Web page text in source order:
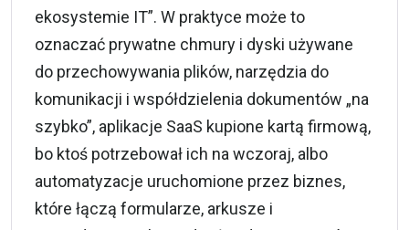
ekosystemie IT”. W praktyce może to
oznaczać prywatne chmury i dyski używane
do przechowywania plików, narzędzia do
komunikacji i współdzielenia dokumentów „na
szybko”, aplikacje SaaS kupione kartą firmową,
bo ktoś potrzebował ich na wczoraj, albo
automatyzacje uruchomione przez biznes,
które łączą formularze, arkusze i